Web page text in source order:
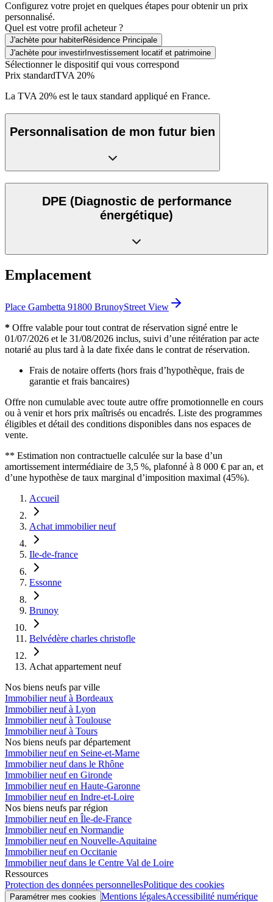
Configurez votre projet en quelques étapes pour obtenir un prix
personnalisé.
Quel est votre profil acheteur ?
J'achète pour habiterRésidence Principale
J'achète pour investirInvestissement locatif et patrimoine
Sélectionner le dispositif qui vous correspond
Prix standardTVA 20%
La TVA 20% est le taux standard appliqué en France.
Personnalisation de mon futur bien
DPE (Diagnostic de performance
énergétique)
Emplacement
Place Gambetta 91800 BrunoyStreet View
* Offre valable pour tout contrat de réservation signé entre le
01/07/2026 et le 31/08/2026 inclus, suivi d’une réitération par acte
notarié au plus tard à la date fixée dans le contrat de réservation.
Frais de notaire offerts (hors frais d’hypothèque, frais de
garantie et frais bancaires)
Offre non cumulable avec toute autre offre promotionnelle en cours
ou à venir et hors prix maîtrisés ou encadrés. Liste des programmes
éligibles et détail des conditions disponibles dans nos espaces de
vente.
** Estimation non contractuelle calculée sur la base d’un
amortissement intermédiaire de 3,5 %, plafonné à 8 000 € par an, et
d’une hypothèse de taux marginal d’imposition maximal (45%).
Accueil
Achat immobilier neuf
Ile-de-france
Essonne
Brunoy
Belvédère charles christofle
Achat appartement neuf
Nos biens neufs par ville
Immobilier neuf à Bordeaux
Immobilier neuf à Lyon
Immobilier neuf à Toulouse
Immobilier neuf à Tours
Nos biens neufs par département
Immobilier neuf en Seine-et-Marne
Immobilier neuf dans le Rhône
Immobilier neuf en Gironde
Immobilier neuf en Haute-Garonne
Immobilier neuf en Indre-et-Loire
Nos biens neufs par région
Immobilier neuf en Île-de-France
Immobilier neuf en Normandie
Immobilier neuf en Nouvelle-Aquitaine
Immobilier neuf en Occitanie
Immobilier neuf dans le Centre Val de Loire
Ressources
Protection des données personnellesPolitique des cookies
Paramétrer mes cookies Mentions légalesAccessibilité numérique